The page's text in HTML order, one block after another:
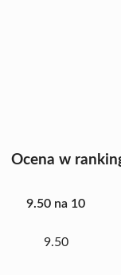
Ocena w
9.50 na 10
9.50